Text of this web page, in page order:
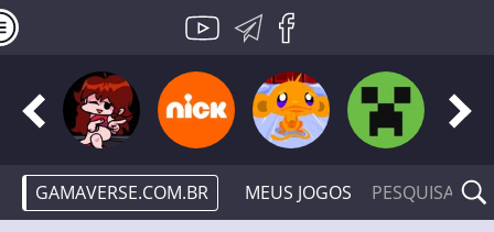
GAMAVERSE.COM.BR MEUS JOGOS